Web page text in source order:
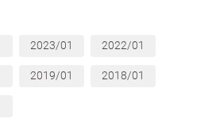
2023/01 2022/01
2019/01 2018/01